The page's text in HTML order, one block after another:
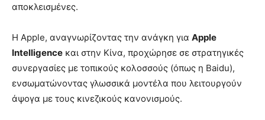
αποκλεισμένες.
Η Apple, αναγνωρίζοντας την ανάγκη για Apple
Intelligence και στην Κίνα, προχώρησε σε στρατηγικές
συνεργασίες με τοπικούς κολοσσούς (όπως η Baidu),
ενσωματώνοντας γλωσσικά μοντέλα που λειτουργούν
άψογα με τους κινεζικούς κανονισμούς.